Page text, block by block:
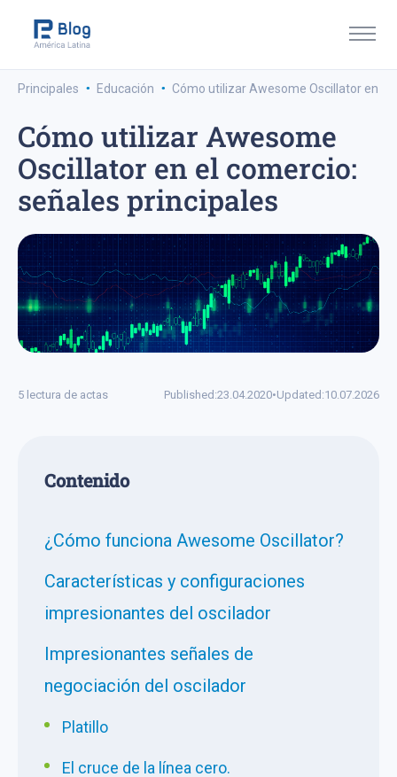
Principales · Educación · Cómo utilizar Awesome Oscillator en el
Cómo utilizar Awesome
Oscillator en el comercio:
señales principales
5 lectura de actas Published:23.04.2020•Updated:10.07.2026
Сontenido
¿Cómo funciona Awesome Oscillator?
Características y configuraciones
impresionantes del oscilador
Impresionantes señales de
negociación del oscilador
Platillo
El cruce de la línea cero.